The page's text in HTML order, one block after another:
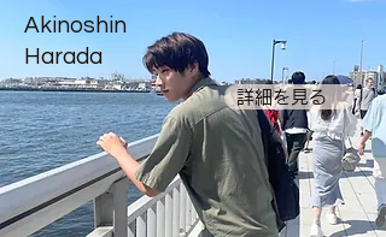
Akinoshin
Harada
詳細を見る